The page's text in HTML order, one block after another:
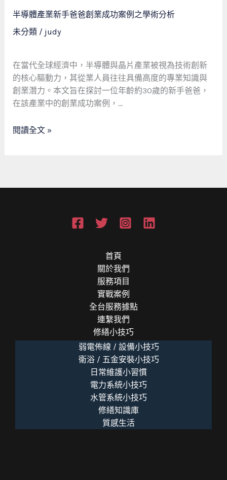
的
創
業
路
半導體產業新手爸爸創業成功案例之學術分析
未分類 / judy
在當代全球經濟中，半導體與晶片產業被視為技術創新
的核心驅動力，其從業人員往往具備高度的專業知識與
創業潛力。本文旨在探討一位年齡約30歲的新手爸爸，
在該產業中的創業成功案例，…
半
導
體
業
新
手
爸
爸
業
例
閱讀全文 »
首頁
關於我們
服務項目
實戰案例
全台服務據點
連繫我們
修繕小技巧
弱電佈線 / 設備小技巧
衛浴 / 五金安裝小技巧
日常維護小習慣
電力系統小技巧
水管系統小技巧
修繕知識庫
質感生活